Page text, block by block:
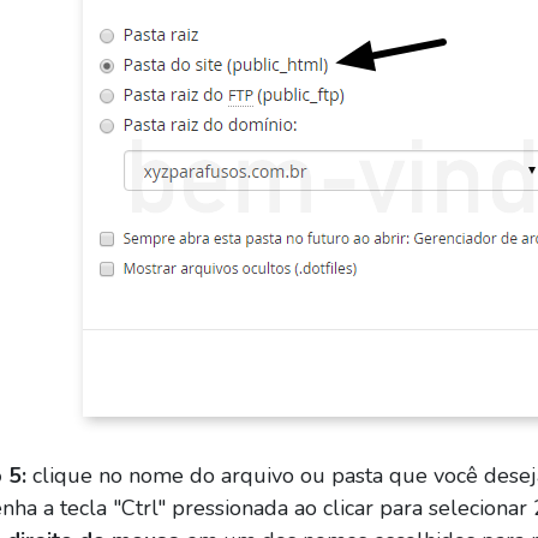
5: clique no nome do arquivo ou pasta que você
a tecla "Ctrl" pressionada ao clicar para